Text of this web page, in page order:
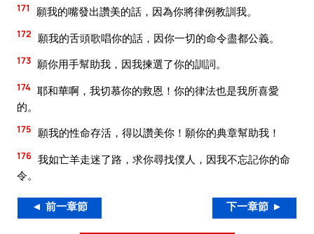
171 願我的嘴發出讚美的話，因為你將律例教訓我。
172 願我的舌頭歌唱你的話，因你一切的命令盡都公義。
173 願你用手幫助我，因我揀選了你的訓詞。
174 耶和華啊，我切慕你的救恩！你的律法也是我所喜愛
的。
175 願我的性命存活，得以讚美你！願你的典章幫助我！
176 我如亡羊走迷了路，求你尋找僕人，因我不忘記你的命
令。
◄ 前一章節 下一章節 ►